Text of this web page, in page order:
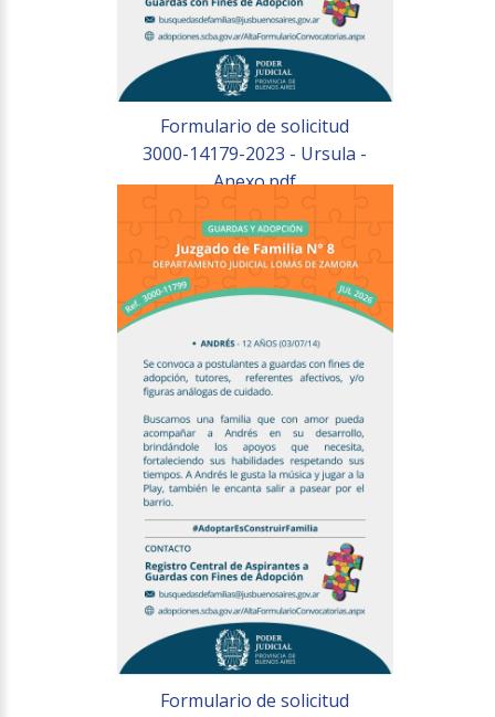
Formulario de solicitud
3000-14179-2023 - Ursula -
Anexo.pdf
Formulario de solicitud